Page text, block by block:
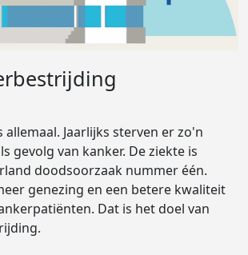
Jaarlijks sterven er zo'n
gevolg van kanker. De ziekte is
doodsoorzaak nummer één.
genezing en een betere kwaliteit
Dat is het doel van